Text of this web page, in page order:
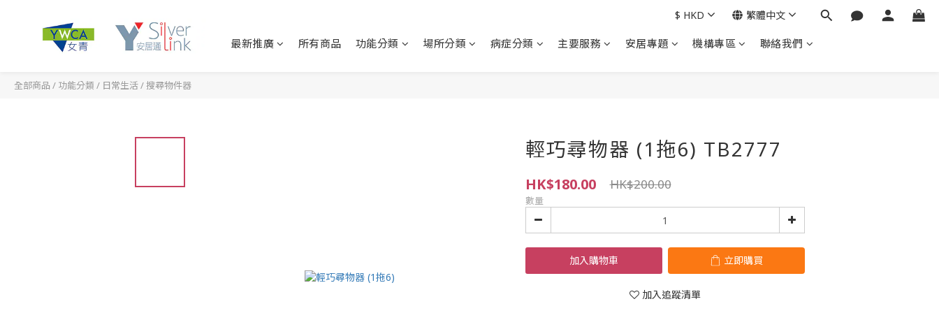
最新推廣 所有商品 功能分類 場所分類 病症分類 主要服務 安居專題 機構專區 聯絡我們
$ HKD 繁體中文
全部商品 / 功能分類 / 日常生活/搜尋物件器
輕巧尋物器 (1拖6) TB2777
HK$180.00 HK$200.00
數量
加入購物車 立即購買
加入追蹤清單